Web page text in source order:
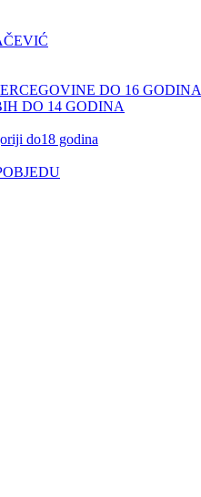
DO 16 GODINA
DO 14 GODINA
do18 godina